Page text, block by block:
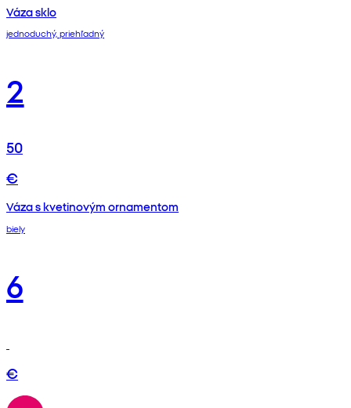
Váza sklo
jednoduchý, priehľadný
2
50
€
Váza s kvetinovým ornamentom
biely
6
€